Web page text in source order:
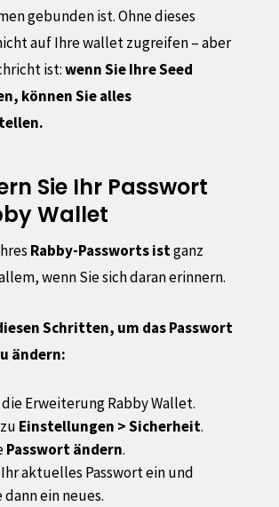
gebunden ist. Ohne dieses
auf Ihre wallet zugreifen – aber
ist:wenn Sie Ihre Seed
können Sie alles
Sie Ihr Passwort
Wallet
Rabby-Passworts istganz
wenn Sie sich daran erinnern.
Schritten, um das Passwort
ändern:
Erweiterung Rabby Wallet.
Einstellungen > Sicherheit.
Passwort ändern.
aktuelles Passwort ein und
ein neues.